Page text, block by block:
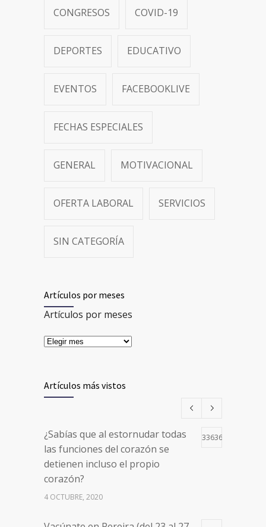
CONGRESOS COVID-19
DEPORTES EDUCATIVO
EVENTOS FACEBOOKLIVE
FECHAS ESPECIALES
GENERAL MOTIVACIONAL
OFERTA LABORAL SERVICIOS
SIN CATEGORÍA
Artículos por meses
Artículos por meses
Artículos más vistos
¿Sabías que al estornudar todas
las funciones del corazón se
detienen incluso el propio
corazón?
33636
4 OCTUBRE, 2020